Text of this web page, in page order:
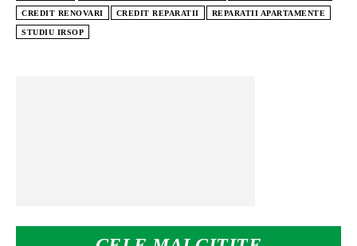
CREDIT RENOVARI CREDIT REPARATII REPARATII APARTAMENTE
STUDIU IRSOP